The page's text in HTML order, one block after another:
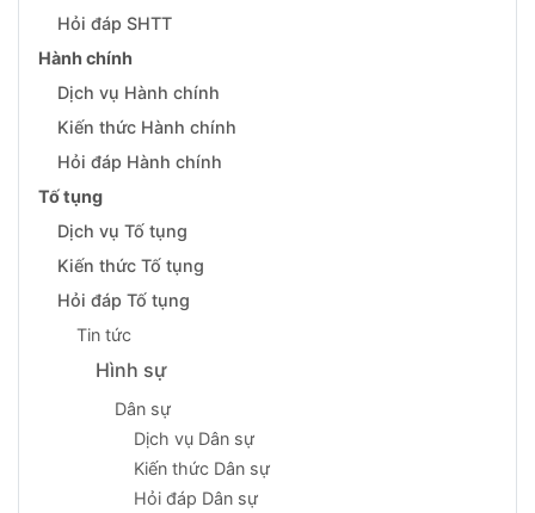
Hỏi đáp SHTT
Hành chính
Dịch vụ Hành chính
Kiến thức Hành chính
Hỏi đáp Hành chính
Tố tụng
Dịch vụ Tố tụng
Kiến thức Tố tụng
Hỏi đáp Tố tụng
Tin tức
Hình sự
Dân sự
Dịch vụ Dân sự
Kiến thức Dân sự
Hỏi đáp Dân sự